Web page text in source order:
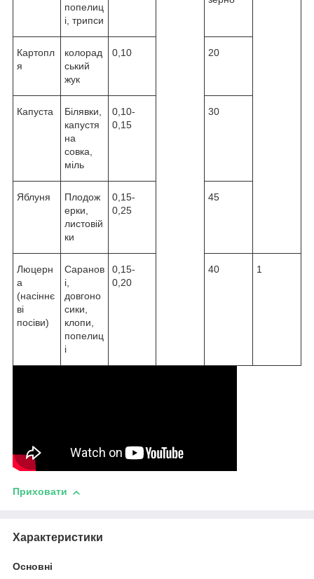
попелиц
і, трипси
Картопл
я
колорад
ський
жук
0,10 20
Капуста
Білявки,
капустя
на
совка,
міль
0,10-
0,15
30
Яблуня
Плодож
ерки,
листовій
ки
0,15-
0,25
45
Люцерн
а
(насіннє
ві
посіви)
Саранов
і,
довгоно
сики,
клопи,
попелиц
і
0,15-
0,20
40 1
Приховати
Характеристики
Основні